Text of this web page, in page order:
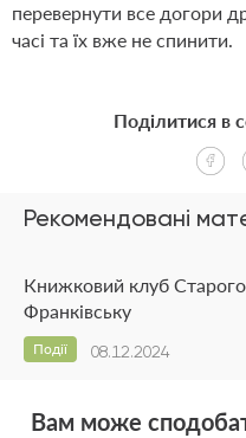
перевернути все догори
часі та їх вже не спинити.
Рекомендовані
Книжковий клуб
Франківську
08.12.2024
Події
Поділитися в
Вам може